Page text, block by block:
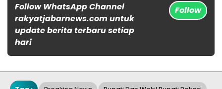
Follow WhatsApp Channel
rakyatjabarnews.com untuk
update berita terbaru setiap
hari
Follow